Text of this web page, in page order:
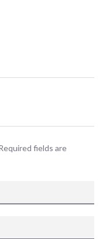
fields are